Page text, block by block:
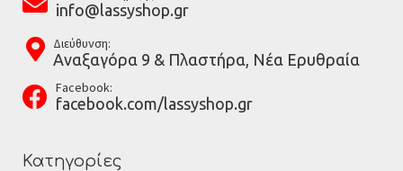
info@lassyshop.gr
Διεύθυνση:
Αναξαγόρα 9 & Πλαστήρα, Νέα Ερυθραία
Facebook:
facebook.com/lassyshop.gr
Κατηγορίες